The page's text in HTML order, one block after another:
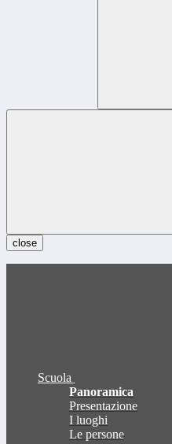
close
Scuola
Panoramica
Presentazione
I luoghi
Le persone